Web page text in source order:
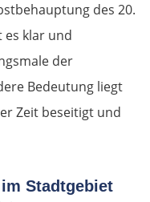
des 20.
es klar und
der
Bedeutung liegt
Zeit beseitigt und
Stadtgebiet